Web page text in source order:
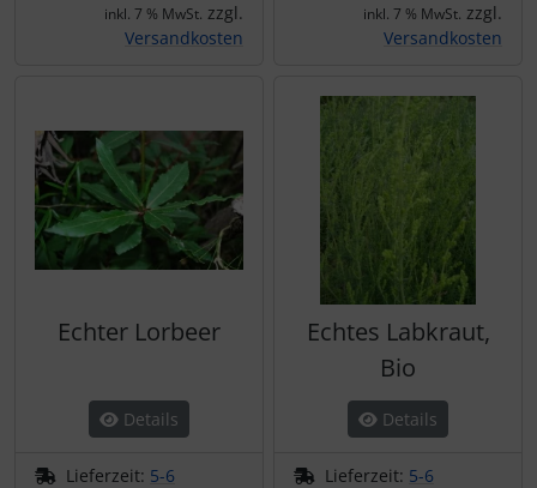
inkl. 7 % MwSt. zzgl.
Versandkosten
inkl. 7 % MwSt. zzgl.
Versandkosten
Echter Lorbeer
Details
Lieferzeit: 5-6
Echtes Labkraut,
Bio
Details
Lieferzeit: 5-6